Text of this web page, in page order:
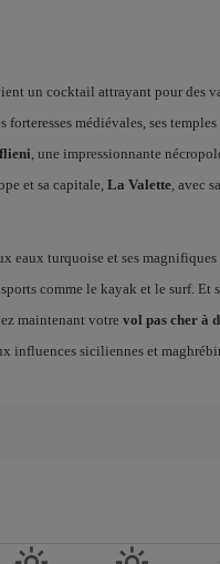
un cocktail attrayant pour des
forteresses médiévales, ses
, une impressionnante
et sa capitale, La Valette, avec
eaux turquoise et ses
comme le kayak et le surf.
maintenant votre vol pas cher à
influences siciliennes et